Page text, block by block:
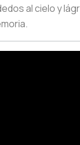
al cielo y